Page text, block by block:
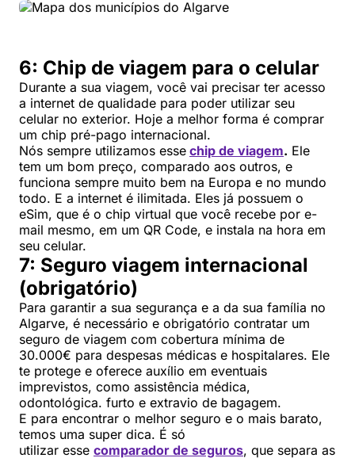
6: Chip de viagem para o celular
Durante a sua viagem, você vai precisar ter acesso
a internet de qualidade para poder utilizar seu
celular no exterior. Hoje a melhor forma é comprar
um chip pré-pago internacional.
Nós sempre utilizamos esse chip de viagem. Ele
tem um bom preço, comparado aos outros, e
funciona sempre muito bem na Europa e no mundo
todo. E a internet é ilimitada. Eles já possuem o
eSim, que é o chip virtual que você recebe por e-
mail mesmo, em um QR Code, e instala na hora em
seu celular.
7: Seguro viagem internacional
(obrigatório)
Para garantir a sua segurança e a da sua família no
Algarve, é necessário e obrigatório contratar um
seguro de viagem com cobertura mínima de
30.000€ para despesas médicas e hospitalares. Ele
te protege e oferece auxílio em eventuais
imprevistos, como assistência médica,
odontológica. furto e extravio de bagagem.
E para encontrar o melhor seguro e o mais barato,
temos uma super dica. É só
utilizar esse comparador de seguros, que separa as